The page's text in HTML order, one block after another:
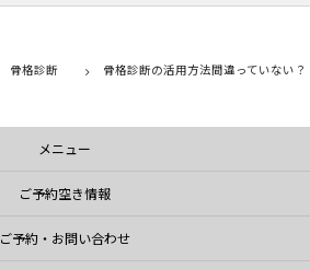
骨格診断 骨格診断の活用方法間違っていない？
メニュー
ご予約空き情報
ご予約・お問い合わせ